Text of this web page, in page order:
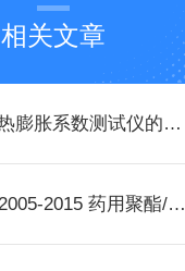
相关文章
安瓿瓶线热膨胀系数测试仪的使用步骤与重要性
YBB00142005-2015 药用聚酯/铝/聚酯封口垫片热合强度测试方法